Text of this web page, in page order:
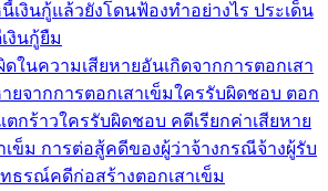
เงินกู้แล้วยังโดนฟ้องทำอย่างไร ประเด็น
งินกู้ยืม
ดในความเสียหายอันเกิดจากการตอกเสา
ยจากการตอกเสาเข็มใครรับผิดชอบ ตอก
ตกร้าวใครรับผิดชอบ คดีเรียกค่าเสียหาย
เข็ม การต่อสู้คดีของผู้ว่าจ้างกรณีจ้างผู้รับ
ธรณ์คดีก่อสร้างตอกเสาเข็ม